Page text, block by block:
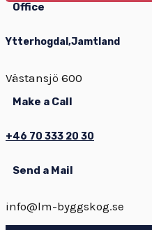
Office
Ytterhogdal,Jamtland
Västansjö 600
Make a Call
+46 70 333 20 30
Send a Mail
info@lm-byggskog.se